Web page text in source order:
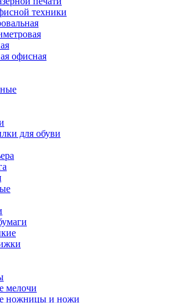
техники
офисная
для обуви
мелочи
ножницы и ножи